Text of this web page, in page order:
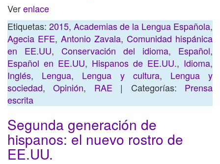
Verenlace
Etiquetas: 2015, Academias de la Lengua Española,
Agecia EFE, Antonio Zavala, Comunidad hispánica
en EE.UU, Conservación del idioma, Español,
Español en EE.UU, Hispanos de EE.UU., Idioma,
Inglés, Lengua, Lengua y cultura, Lengua y
sociedad,Opinión, RAE | Categorías: Prensa
escrita
Segunda generación de
hispanos: el nuevo rostro de
EE.UU.